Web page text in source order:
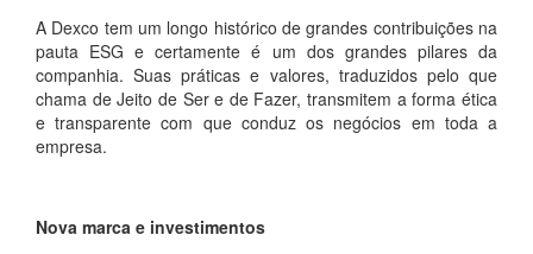
A Dexco tem um longo histórico de grandes contribuições na
pauta ESG e certamente é um dos grandes pilares da
companhia. Suas práticas e valores, traduzidos pelo que
chama de Jeito de Ser e de Fazer, transmitem a forma ética
e transparente com que conduz os negócios em toda a
empresa.
Nova marca e investimentos